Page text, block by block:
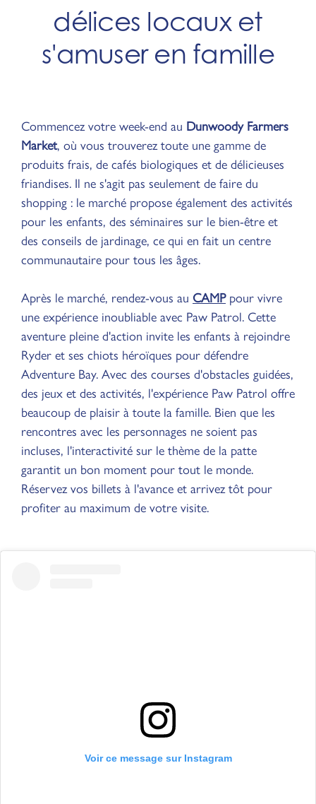
délices locaux et
s'amuser en famille
Commencez votre week-end au Dunwoody Farmers
Market, où vous trouverez toute une gamme de
produits frais, de cafés biologiques et de délicieuses
friandises. Il ne s'agit pas seulement de faire du
shopping : le marché propose également des activités
pour les enfants, des séminaires sur le bien-être et
des conseils de jardinage, ce qui en fait un centre
communautaire pour tous les âges.
Après le marché, rendez-vous au CAMPpour vivre
une expérience inoubliable avec Paw Patrol. Cette
aventure pleine d'action invite les enfants à rejoindre
Ryder et ses chiots héroïques pour défendre
Adventure Bay. Avec des courses d'obstacles guidées,
des jeux et des activités, l'expérience Paw Patrol offre
beaucoup de plaisir à toute la famille. Bien que les
rencontres avec les personnages ne soient pas
incluses, l'interactivité sur le thème de la patte
garantit un bon moment pour tout le monde.
Réservez vos billets à l'avance et arrivez tôt pour
profiter au maximum de votre visite.
Voir ce message sur Instagram